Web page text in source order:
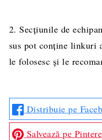
2. Secțiunile de
sus pot conține linkuri
le folosesc și le
Distribuie pe
Salvează pe